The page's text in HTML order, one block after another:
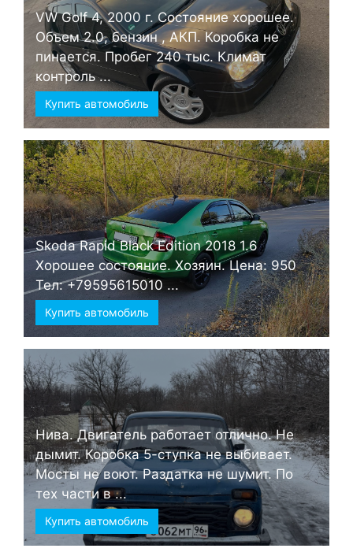
VW Golf 4, 2000 г. Состояние хорошее.
Объем 2.0, бензин , АКП. Коробка не
пинается. Пробег 240 тыс. Климат
контроль ...
Купить автомобиль
Skoda Rapid Black Edition 2018 1.6
Хорошее состояние. Хозяин. Цена: 950
Тел: +79595615010 ...
Купить автомобиль
Нива. Двигатель работает отлично. Не
дымит. Коробка 5-ступка не выбивает.
Мосты не воют. Раздатка не шумит. По
тех части в ...
Купить автомобиль